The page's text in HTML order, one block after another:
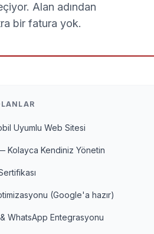
Alan adından
bir fatura yok.
Uyumlu Web Sitesi
Kolayca Kendiniz Yönetin
(Google'a hazır)
WhatsApp Entegrasyonu